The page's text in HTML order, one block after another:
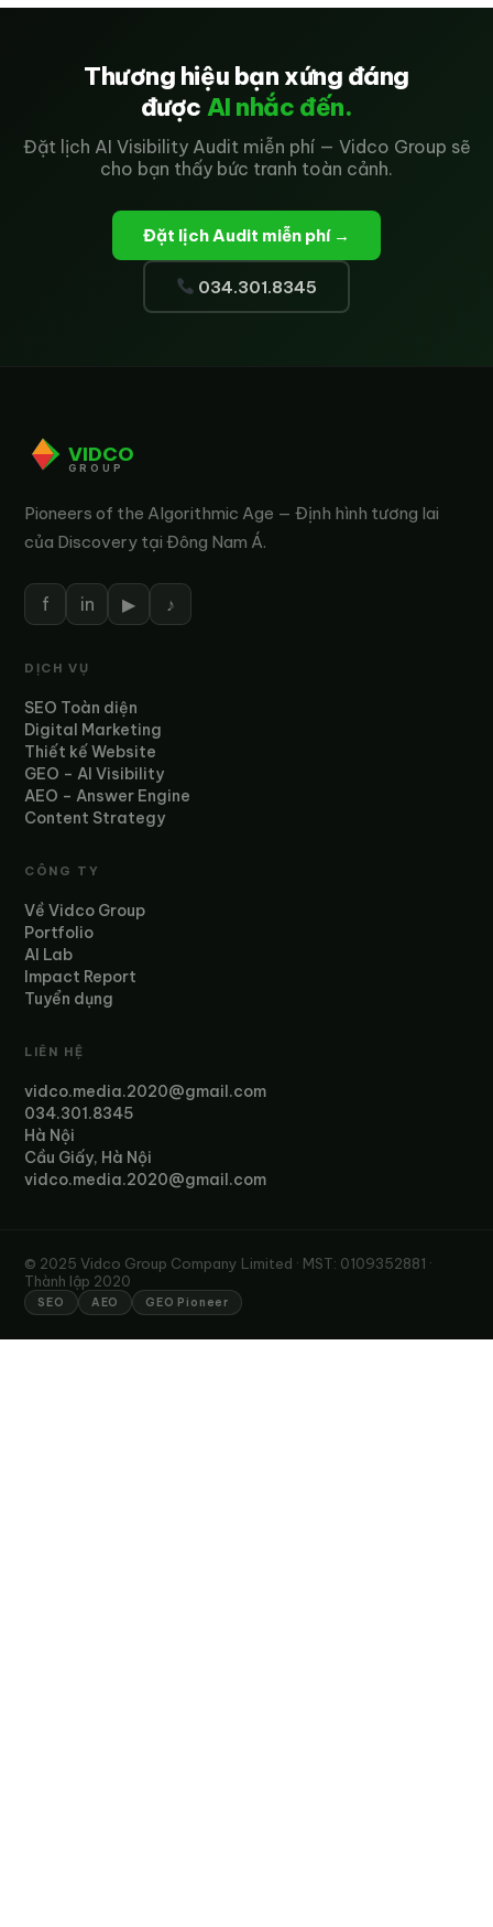
Thương hiệu bạn xứng đáng
được AI nhắc đến.
Đặt lịch AI Visibility Audit miễn phí — Vidco Group sẽ
cho bạn thấy bức tranh toàn cảnh.
Đặt lịch Audit miễn phí →
034.301.8345
VIDCO
GROUP
Pioneers of the Algorithmic Age — Định hình tương lai
của Discovery tại Đông Nam Á.
f in ▶ ♪
DỊCH VỤ
SEO Toàn diện
Digital Marketing
Thiết kế Website
GEO – AI Visibility
AEO – Answer Engine
Content Strategy
CÔNG TY
Về Vidco Group
Portfolio
AI Lab
Impact Report
Tuyển dụng
LIÊN HỆ
vidco.media.2020@gmail.com
034.301.8345
Hà Nội
Cầu Giấy, Hà Nội
vidco.media.2020@gmail.com
© 2025 Vidco Group Company Limited · MST: 0109352881 ·
Thành lập 2020
SEO AEO GEO Pioneer